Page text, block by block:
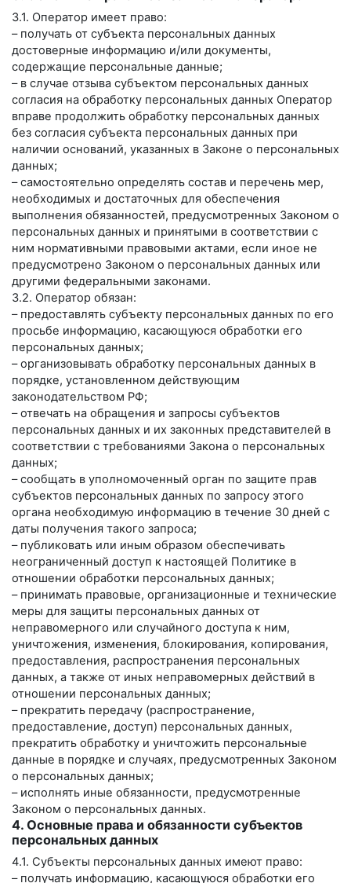
3.1. Оператор имеет право:
– получать от субъекта персональных данных
достоверные информацию и/или документы,
содержащие персональные данные;
– в случае отзыва субъектом персональных данных
согласия на обработку персональных данных Оператор
вправе продолжить обработку персональных данных
без согласия субъекта персональных данных при
наличии оснований, указанных в Законе о персональных
данных;
– самостоятельно определять состав и перечень мер,
необходимых и достаточных для обеспечения
выполнения обязанностей, предусмотренных Законом о
персональных данных и принятыми в соответствии с
ним нормативными правовыми актами, если иное не
предусмотрено Законом о персональных данных или
другими федеральными законами.
3.2. Оператор обязан:
– предоставлять субъекту персональных данных по его
просьбе информацию, касающуюся обработки его
персональных данных;
– организовывать обработку персональных данных в
порядке, установленном действующим
законодательством РФ;
– отвечать на обращения и запросы субъектов
персональных данных и их законных представителей в
соответствии с требованиями Закона о персональных
данных;
– сообщать в уполномоченный орган по защите прав
субъектов персональных данных по запросу этого
органа необходимую информацию в течение 30 дней с
даты получения такого запроса;
– публиковать или иным образом обеспечивать
неограниченный доступ к настоящей Политике в
отношении обработки персональных данных;
– принимать правовые, организационные и технические
меры для защиты персональных данных от
неправомерного или случайного доступа к ним,
уничтожения, изменения, блокирования, копирования,
предоставления, распространения персональных
данных, а также от иных неправомерных действий в
отношении персональных данных;
– прекратить передачу (распространение,
предоставление, доступ) персональных данных,
прекратить обработку и уничтожить персональные
данные в порядке и случаях, предусмотренных Законом
о персональных данных;
– исполнять иные обязанности, предусмотренные
Законом о персональных данных.
4. Основные права и обязанности субъектов
персональных данных
4.1. Субъекты персональных данных имеют право:
– получать информацию, касающуюся обработки его